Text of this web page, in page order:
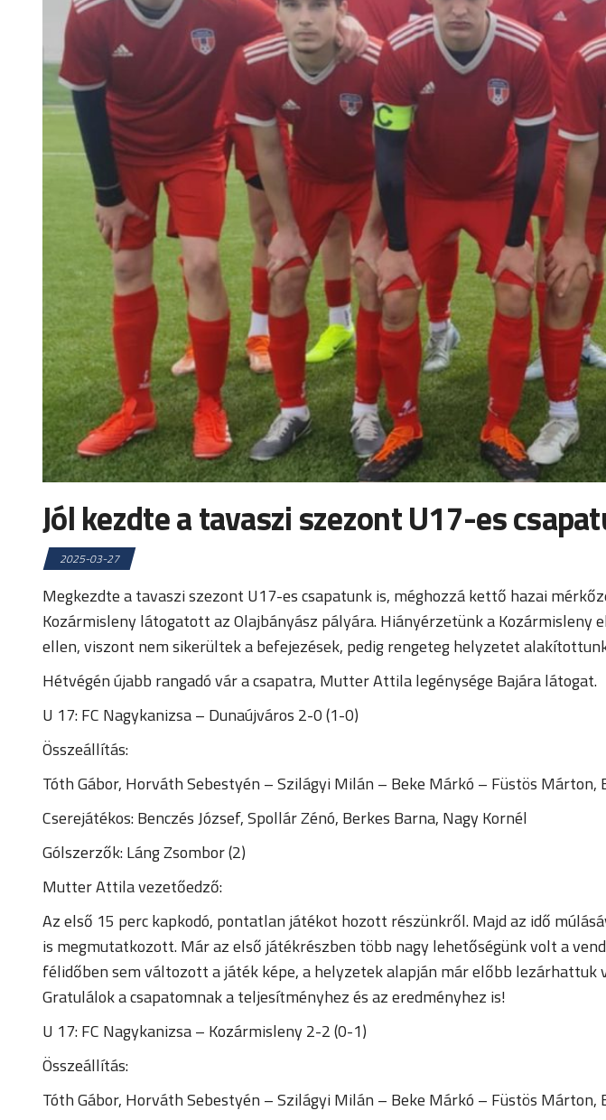
Jól kezdte a tavaszi szezont U17-es
2025-03-27
Megkezdte a tavaszi szezont U17-es csapatunk is, méghozzá kettő hazai
Kozármisleny látogatott az Olajbányász pályára. Hiányérzetünk a
ellen, viszont nem sikerültek a befejezések, pedig rengeteg helyzetet
Hétvégén újabb rangadó vár a csapatra, Mutter Attila legénysége Bajára látogat.
U 17: FC Nagykanizsa – Dunaújváros 2-0 (1-0)
Összeállítás:
Tóth Gábor, Horváth Sebestyén – Szilágyi Milán – Beke Márkó – Füstös
Cserejátékos: Benczés József, Spollár Zénó, Berkes Barna, Nagy Kornél
Gólszerzők: Láng Zsombor (2)
Mutter Attila vezetőedző:
Az első 15 perc kapkodó, pontatlan játékot hozott részünkről. Majd az idő
is megmutatkozott. Már az első játékrészben több nagy lehetőségünk volt a
félidőben sem változott a játék képe, a helyzetek alapján már előbb
Gratulálok a csapatomnak a teljesítményhez és az eredményhez is!
U 17: FC Nagykanizsa – Kozármisleny 2-2 (0-1)
Összeállítás:
Tóth Gábor, Horváth Sebestyén – Szilágyi Milán – Beke Márkó – Füstös